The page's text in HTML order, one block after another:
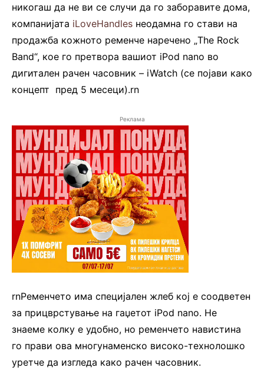
никогаш да не ви се случи да го заборавите дома,
компанијата iLoveHandles неодамна го стави на
продажба кожното ременче наречено „The Rock
Band“, кое го претвора вашиот iPod nano во
дигитален рачен часовник – iWatch (се појави како
концепт пред 5 месеци).rn
Реклама
rnРеменчето има специјален жлеб кој е соодветен
за прицврстување на гаџетот iPod nano. Не
знаеме колку е удобно, но ременчето навистина
го прави ова многунаменско високо-технолошко
уретче да изгледа како рачен часовник.